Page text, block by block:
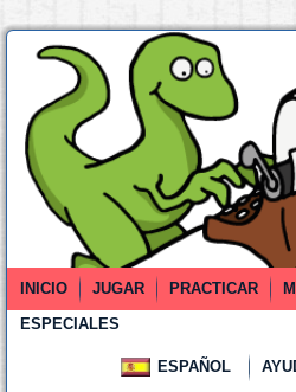
INICIO JUGAR PRACTICAR
ESPECIALES
ESPAÑOL